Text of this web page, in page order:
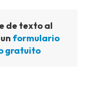
de texto al
formulario
gratuito